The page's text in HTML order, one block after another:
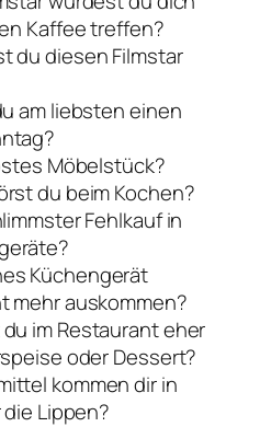
Kaffee treffen?
du diesen Filmstar
am liebsten einen
Möbelstück?
du beim Kochen?
Fehlkauf in
Küchengerät
mehr auskommen?
im Restaurant eher
oder Dessert?
kommen dir in
Lippen?